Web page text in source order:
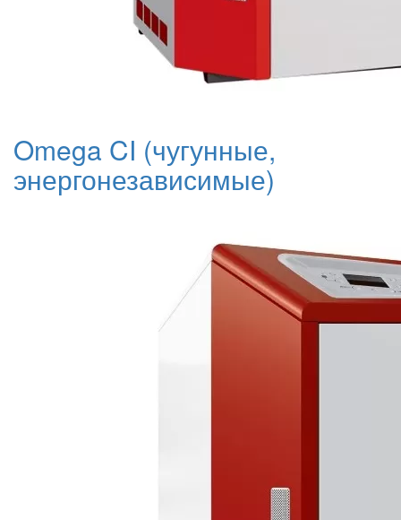
Omega CI (чугунные,
энергонезависимые)